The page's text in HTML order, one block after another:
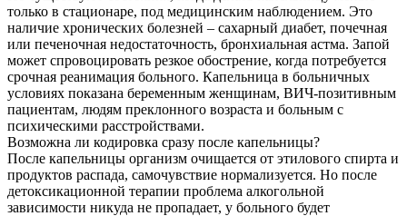
только в стационаре, под медицинским наблюдением. Это
наличие хронических болезней – сахарный диабет, почечная
или печеночная недостаточность, бронхиальная астма. Запой
может спровоцировать резкое обострение, когда потребуется
срочная реанимация больного. Капельница в больничных
условиях показана беременным женщинам, ВИЧ-позитивным
пациентам, людям преклонного возраста и больным с
психическими расстройствами.
Возможна ли кодировка сразу после капельницы?
После капельницы организм очищается от этилового спирта и
продуктов распада, самочувствие нормализуется. Но после
детоксикационной терапии проблема алкогольной
зависимости никуда не пропадает, у больного будет